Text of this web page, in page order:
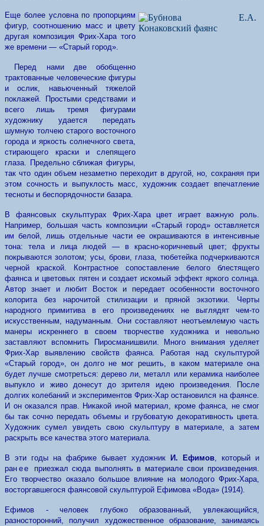
Еще более условна по пропорциям
фигур, соотношению масс и цвету
другая композиция Фрих-Хара того
же времени — «Старый город».
Перед нами две обобщенно
трактованные человеческие фигуры
и ослик, навьюченный тяжелой
поклажей. Простыми средствами и
всего лишь тремя фигурами
художнику удается передать
шумную толчею старого восточного
города и яркость солнечного света,
стирающего краски и слепящего
глаза. Предельно сближая фигуры,
так что один объем незаметно переходит в другой, но, сохраняя при
этом сочность и выпуклость масс, художник создает впечатление
тесноты и беспорядочности базара.
В фаянсовых скульптурах Фрих-Хара цвет играет важную роль.
Например, большая часть композиции «Старый город» оставляется
им белой, лишь отдельные части ее окрашиваются в интенсивные
тона: тела и лица людей — в красно-коричневый цвет; фрукты
покрываются золотом; усы, брови, глаза, тюбетейка подчеркиваются
черной краской. Контрастное сопоставление белого блестящего
фаянса и цветовых пятен и создает искомый эффект яркого солнца.
Автор знает и любит Восток и передает особенности восточного
колорита без нарочитой стилизации и пряной экзотики. Черты
народного примитива в его произведениях не выглядят чем-то
искусственным, надуманным. Они составляют неотъемлемую часть
манеры искреннего в своем творчестве художника и невольно
заставляют вспомнить Пиросманишвили. Много внимания уделяет
Фрих-Хар выявлению свойств фаянса. Работая над скульптурой
«Старый город», он долго не мог решить, в каком материале она
будет лучше смотреться: дерево ли, металл или керамика наиболее
выпукло и живо донесут до зрителя идею произведения. После
долгих колебаний и экспериментов Фрих-Хар остановился на фаянсе.
И он оказался прав. Никакой иной материал, кроме фаянса, не смог
бы так сочно передать объемы и грубоватую декоративность цвета.
Художник сумел увидеть свою скульптуру в материале, а затем
раскрыть все качества этого материала.
В эти годы на фабрике бывает художник И. Ефимов, который и
ранее
приезжал сюда выполнять в материале свои произведения.
Его творчество оказало большое влияние на молодого Фрих-Хара,
восторгавшегося фаянсовой скульптурой Ефимова «Вода» (1914).
Ефимов - человек глубоко образованный, увлекающийся,
разносторонний, получил художественное образование, занимаясь